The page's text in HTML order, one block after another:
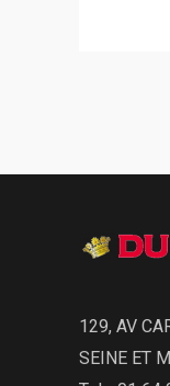
129, AV
SEINE ET